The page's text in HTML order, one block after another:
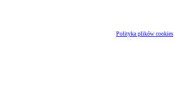
Polityka plików cookies